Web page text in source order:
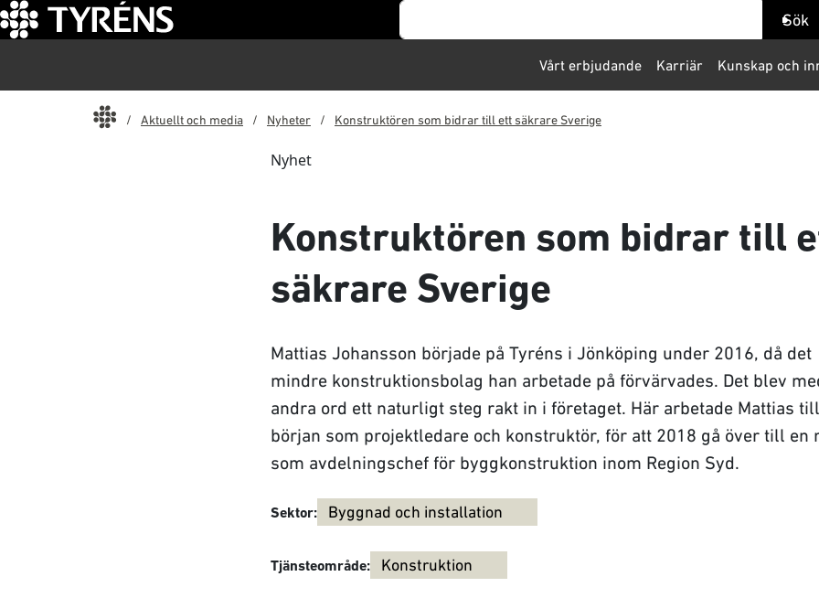
Sök Sök
Vårt erbjudande Karriär Kunskap och
Start
Aktuellt och media
Nyheter Konstruktören som bidrar till ett säkrare Sverige
Nyhet
Konstruktören som bidrar till
säkrare Sverige
Mattias Johansson började på Tyréns i Jönköping under 2016, då det
mindre konstruktionsbolag han arbetade på förvärvades. Det blev
andra ord ett naturligt steg rakt in i företaget. Här arbetade Mattias
början som projektledare och konstruktör, för att 2018 gå över till en
som avdelningschef för byggkonstruktion inom Region Syd.
Sektor: Byggnad och installation
Tjänsteområde: Konstruktion